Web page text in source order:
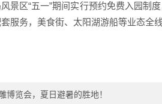
景区“五一”期间实行预约免费入园制
服务，美食街、太阳湖游船等业态全
博览会，夏日避暑的胜地！